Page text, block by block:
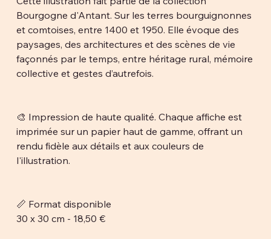
Bourgogne d'Antant. Sur les terres bourguignonnes
et comtoises, entre 1400 et 1950. Elle évoque des
paysages, des architectures et des scènes de vie
façonnés par le temps, entre héritage rural, mémoire
collective et gestes d’autrefois.
🎨 Impression de haute qualité. Chaque affiche est
imprimée sur un papier haut de gamme, offrant un
rendu fidèle aux détails et aux couleurs de
l'illustration.
📏 Format disponible
30 x 30 cm - 18,50 €